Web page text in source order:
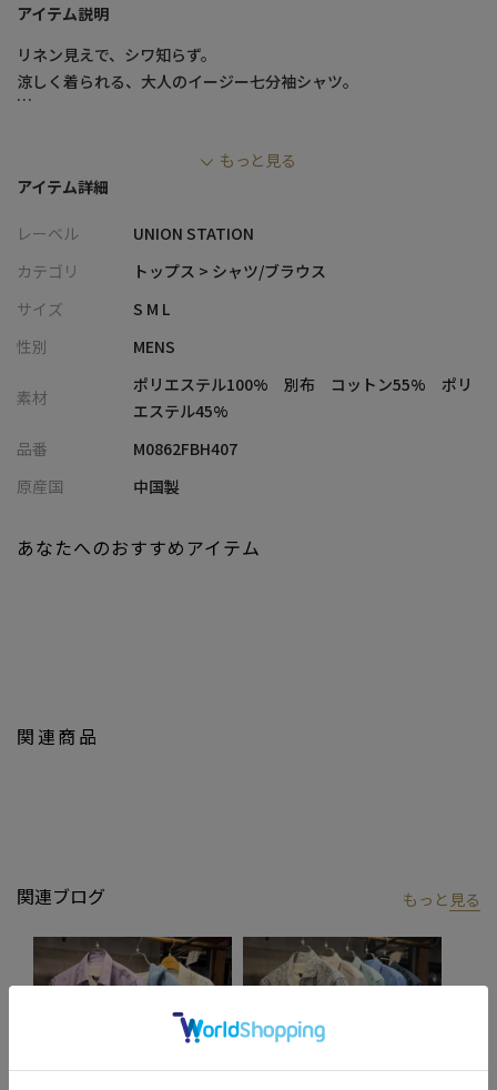
アイテム説明
リネン見えで、シワ知らず。
涼しく着られる、大人のイージー七分袖シャツ。
・リネンのようなナチュラルな風合いを再現したポリエステル素
材を使用
心地
・ストレッチ性を備え、動きやすくストレスフリーに着用可能
ア仕様
・軽量で通気性も良く、春夏シーズンに最適な一枚
・ハンドウォッシャブル対応で、自宅でのケアも簡単
・七分袖デザインで手首を見せることで、軽やかで抜け感のある
■コーディネート提案
・ショーツと合わせて、リラックス感のある夏スタイルに
ランドです。
▼Instagram：@unionstation_official
もっと見る
アイテム詳細
レーベル
UNION STATION
カテゴリ
トップス > シャツ/ブラウス
サイズ
S M L
性別
MENS
素材
ポリエステル100% 別布 コットン55% ポリ
エステル45%
品番
M0862FBH407
原産国
中国製
関連商品
あなたへのおすすめアイテム
関連ブログ もっと 見る